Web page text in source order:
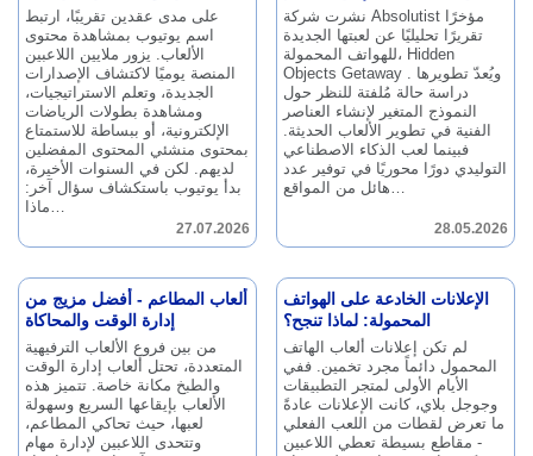
على مدى عقدين تقريبًا، ارتبط
اسم يوتيوب بمشاهدة محتوى
الألعاب. يزور ملايين اللاعبين
المنصة يوميًا لاكتشاف الإصدارات
الجديدة، وتعلم الاستراتيجيات،
ومشاهدة بطولات الرياضات
الإلكترونية، أو ببساطة للاستمتاع
بمحتوى منشئي المحتوى المفضلين
لديهم. لكن في السنوات الأخيرة،
بدأ يوتيوب باستكشاف سؤال آخر:
ماذا…
27.07.2026
"رحلة الأشياء الخفية"
نشرت شركة Absolutist مؤخرًا
تقريرًا تحليليًا عن لعبتها الجديدة
للهواتف المحمولة، Hidden
Objects Getaway . ويُعدّ تطويرها
دراسة حالة مُلفتة للنظر حول
النموذج المتغير لإنشاء العناصر
الفنية في تطوير الألعاب الحديثة.
فبينما لعب الذكاء الاصطناعي
التوليدي دورًا محوريًا في توفير عدد
هائل من المواقع…
28.05.2026
ألعاب المطاعم - أفضل مزيج من
إدارة الوقت والمحاكاة
من بين فروع الألعاب الترفيهية
المتعددة، تحتل ألعاب إدارة الوقت
والطبخ مكانة خاصة. تتميز هذه
الألعاب بإيقاعها السريع وسهولة
لعبها، حيث تحاكي المطاعم،
وتتحدى اللاعبين لإدارة مهام
الإعلانات الخادعة على الهواتف
المحمولة: لماذا تنجح؟
لم تكن إعلانات ألعاب الهاتف
المحمول دائماً مجرد تخمين. ففي
الأيام الأولى لمتجر التطبيقات
وجوجل بلاي، كانت الإعلانات عادةً
ما تعرض لقطات من اللعب الفعلي
- مقاطع بسيطة تعطي اللاعبين